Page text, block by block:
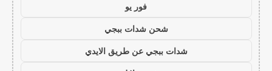
فور يو
شحن شدات ببجي
شدات ببجي عن طريق الايدي